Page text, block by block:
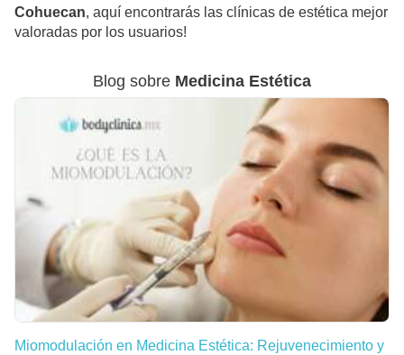
Cohuecan, aquí encontrarás las clínicas de estética mejor
valoradas por los usuarios!
Blog sobre Medicina Estética
Miomodulación en Medicina Estética: Rejuvenecimiento y